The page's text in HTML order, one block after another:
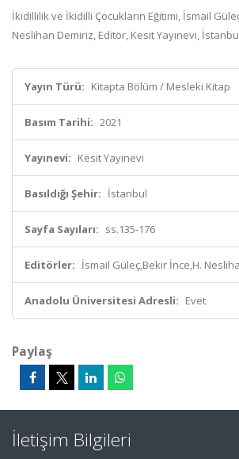
İkidillilik ve İkidilli Çocukların Eğitimi, İsmail
Neslihan Demiriz, Editör, Kesit Yayınevi,
Yayın Türü: Kitapta Bölüm / Mesleki Kitap
Basım Tarihi: 2021
Yayınevi: Kesit Yayınevi
Basıldığı Şehir: İstanbul
Sayfa Sayıları: ss.135-176
Editörler: İsmail Güleç,Bekir İnce,H.
Anadolu Üniversitesi Adresli: Evet
Paylaş
İletişim Bilgileri